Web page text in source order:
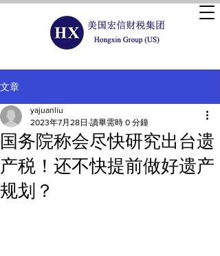
文章
国务院称会尽快研究出台遗
产税！还不快提前做好遗产
规划？
yajuanliu
2023年7月28日 讀畢需時 0 分鐘